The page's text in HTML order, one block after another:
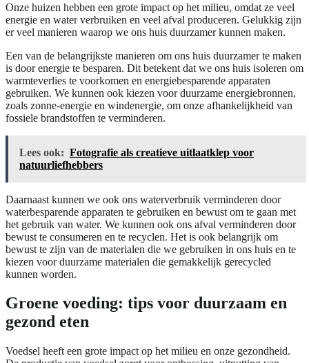
Onze huizen hebben een grote impact op het milieu, omdat ze veel
energie en water verbruiken en veel afval produceren. Gelukkig zijn
er veel manieren waarop we ons huis duurzamer kunnen maken.
Een van de belangrijkste manieren om ons huis duurzamer te maken
is door energie te besparen. Dit betekent dat we ons huis isoleren om
warmteverlies te voorkomen en energiebesparende apparaten
gebruiken. We kunnen ook kiezen voor duurzame energiebronnen,
zoals zonne-energie en windenergie, om onze afhankelijkheid van
fossiele brandstoffen te verminderen.
Lees ook: Fotografie als creatieve uitlaatklep voor
natuurliefhebbers
Daarnaast kunnen we ook ons waterverbruik verminderen door
waterbesparende apparaten te gebruiken en bewust om te gaan met
het gebruik van water. We kunnen ook ons afval verminderen door
bewust te consumeren en te recyclen. Het is ook belangrijk om
bewust te zijn van de materialen die we gebruiken in ons huis en te
kiezen voor duurzame materialen die gemakkelijk gerecycled
kunnen worden.
Groene voeding: tips voor duurzaam en
gezond eten
Voedsel heeft een grote impact op het milieu en onze gezondheid.